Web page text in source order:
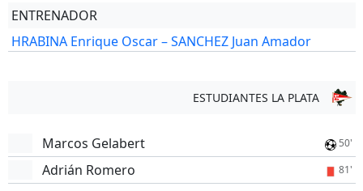
ENTRENADOR
HRABINA Enrique Oscar – SANCHEZ Juan Amador
ESTUDIANTES LA PLATA
Marcos Gelabert 50'
Adrián Romero 81'